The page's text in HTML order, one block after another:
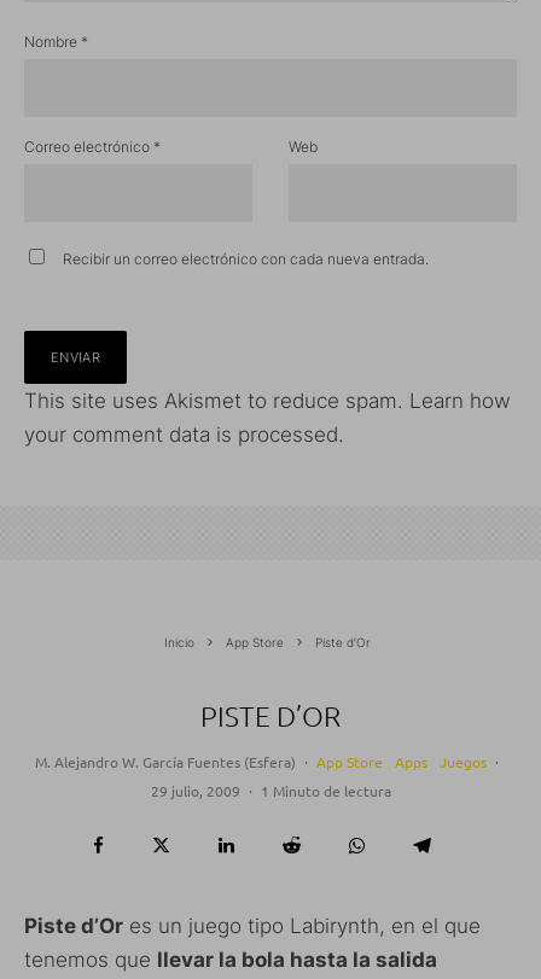
Nombre *
Correo electrónico * Web
Recibir un correo electrónico con cada nueva entrada.
This site uses Akismet to reduce spam. Learn how
your comment data is processed.
Inicio App Store Piste d’Or
PISTE D’OR
M. Alejandro W. García Fuentes (Esfera) · App Store Apps Juegos ·
29 julio, 2009 · 1 Minuto de lectura
Piste d’Or es un juego tipo Labirynth, en el que
tenemos que llevar la bola hasta la salida